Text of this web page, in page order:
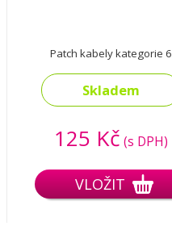
Patch kabely kategorie 6
Skladem
125 Kč (s DPH)
VLOŽIT